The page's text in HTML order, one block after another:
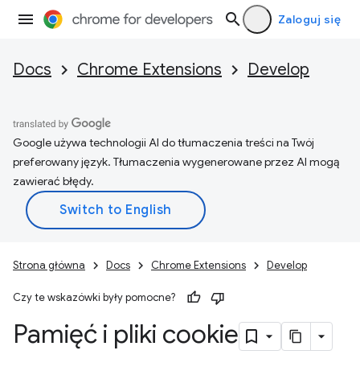
Zaloguj się
Docs Chrome Extensions Develop
Google używa technologii AI do tłumaczenia treści na Twój
preferowany język. Tłumaczenia wygenerowane przez AI mogą
zawierać błędy.
Strona główna Docs Chrome Extensions Develop
Czy te wskazówki były pomocne?
Pamięć i pliki cookie